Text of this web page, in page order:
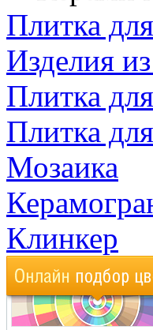
Плитка
Изделия
Плитка
Плитка
Мозаика
Клинкер